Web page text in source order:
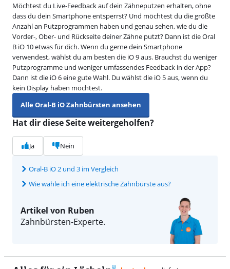
Möchtest du Live-Feedback auf dein Zähneputzen erhalten, ohne
dass du dein Smartphone entsperrst? Und möchtest du die größte
Anzahl an Putzprogrammen haben und genau sehen, wie du die
Vorder-, Ober- und Rückseite deiner Zähne putzt? Dann ist die Oral
B iO 10 etwas für dich. Wenn du gerne dein Smartphone
verwendest, wählst du am besten die iO 9 aus. Brauchst du weniger
Putzprogramme und weniger umfassendes Feedback in der App?
Dann ist die iO 6 eine gute Wahl. Du wählst die iO 5 aus, wenn du
kein Display haben möchtest.
Alle Oral-B iO Zahnbürsten ansehen
Hat dir diese Seite weitergeholfen?
Ja Nein
Oral-B iO 2 und 3 im Vergleich
Wie wähle ich eine elektrische Zahnbürste aus?
Artikel von Ruben
Zahnbürsten-Experte.